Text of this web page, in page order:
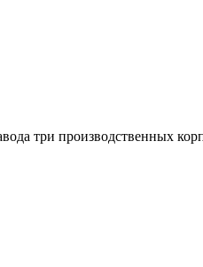
три производственных